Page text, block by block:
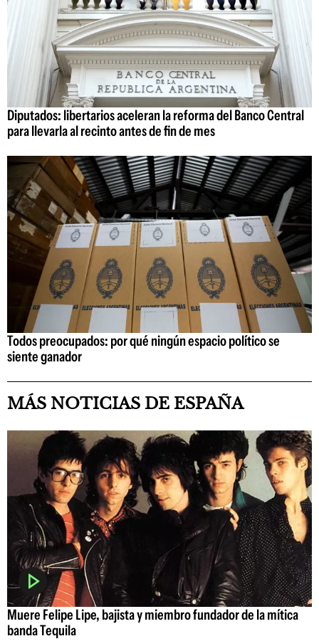
Diputados: libertarios aceleran la reforma del Banco Central
para llevarla al recinto antes de fin de mes
Todos preocupados: por qué ningún espacio político se
siente ganador
MÁS NOTICIAS DE ESPAÑA
Muere Felipe Lipe, bajista y miembro fundador de la mítica
banda Tequila